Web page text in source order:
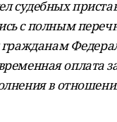
судебных
с полным
оплата
в